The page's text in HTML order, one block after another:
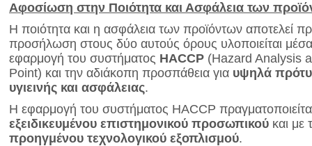
Αφοσίωση στην Ποιότητα και Ασφάλεια των
Η ποιότητα και η ασφάλεια των προϊόντων αποτελεί
προσήλωση στους δύο αυτούς όρους υλοποιείται
εφαρμογή του συστήματος HACCP (Hazard Analysis
Point) και την αδιάκοπη προσπάθεια για υψηλά
υγιεινής και ασφάλειας.
Η εφαρμογή του συστήματος HACCP
εξειδικευμένου επιστημονικού προσωπικού και με
προηγμένου τεχνολογικού εξοπλισμού.